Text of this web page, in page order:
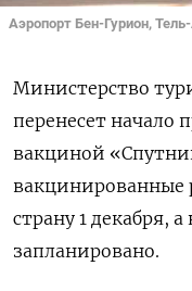
Аэропорт Бен-Гурион,
Министерство
перенесет начало
вакциной
вакцинированные
страну 1 декабря,
запланировано.